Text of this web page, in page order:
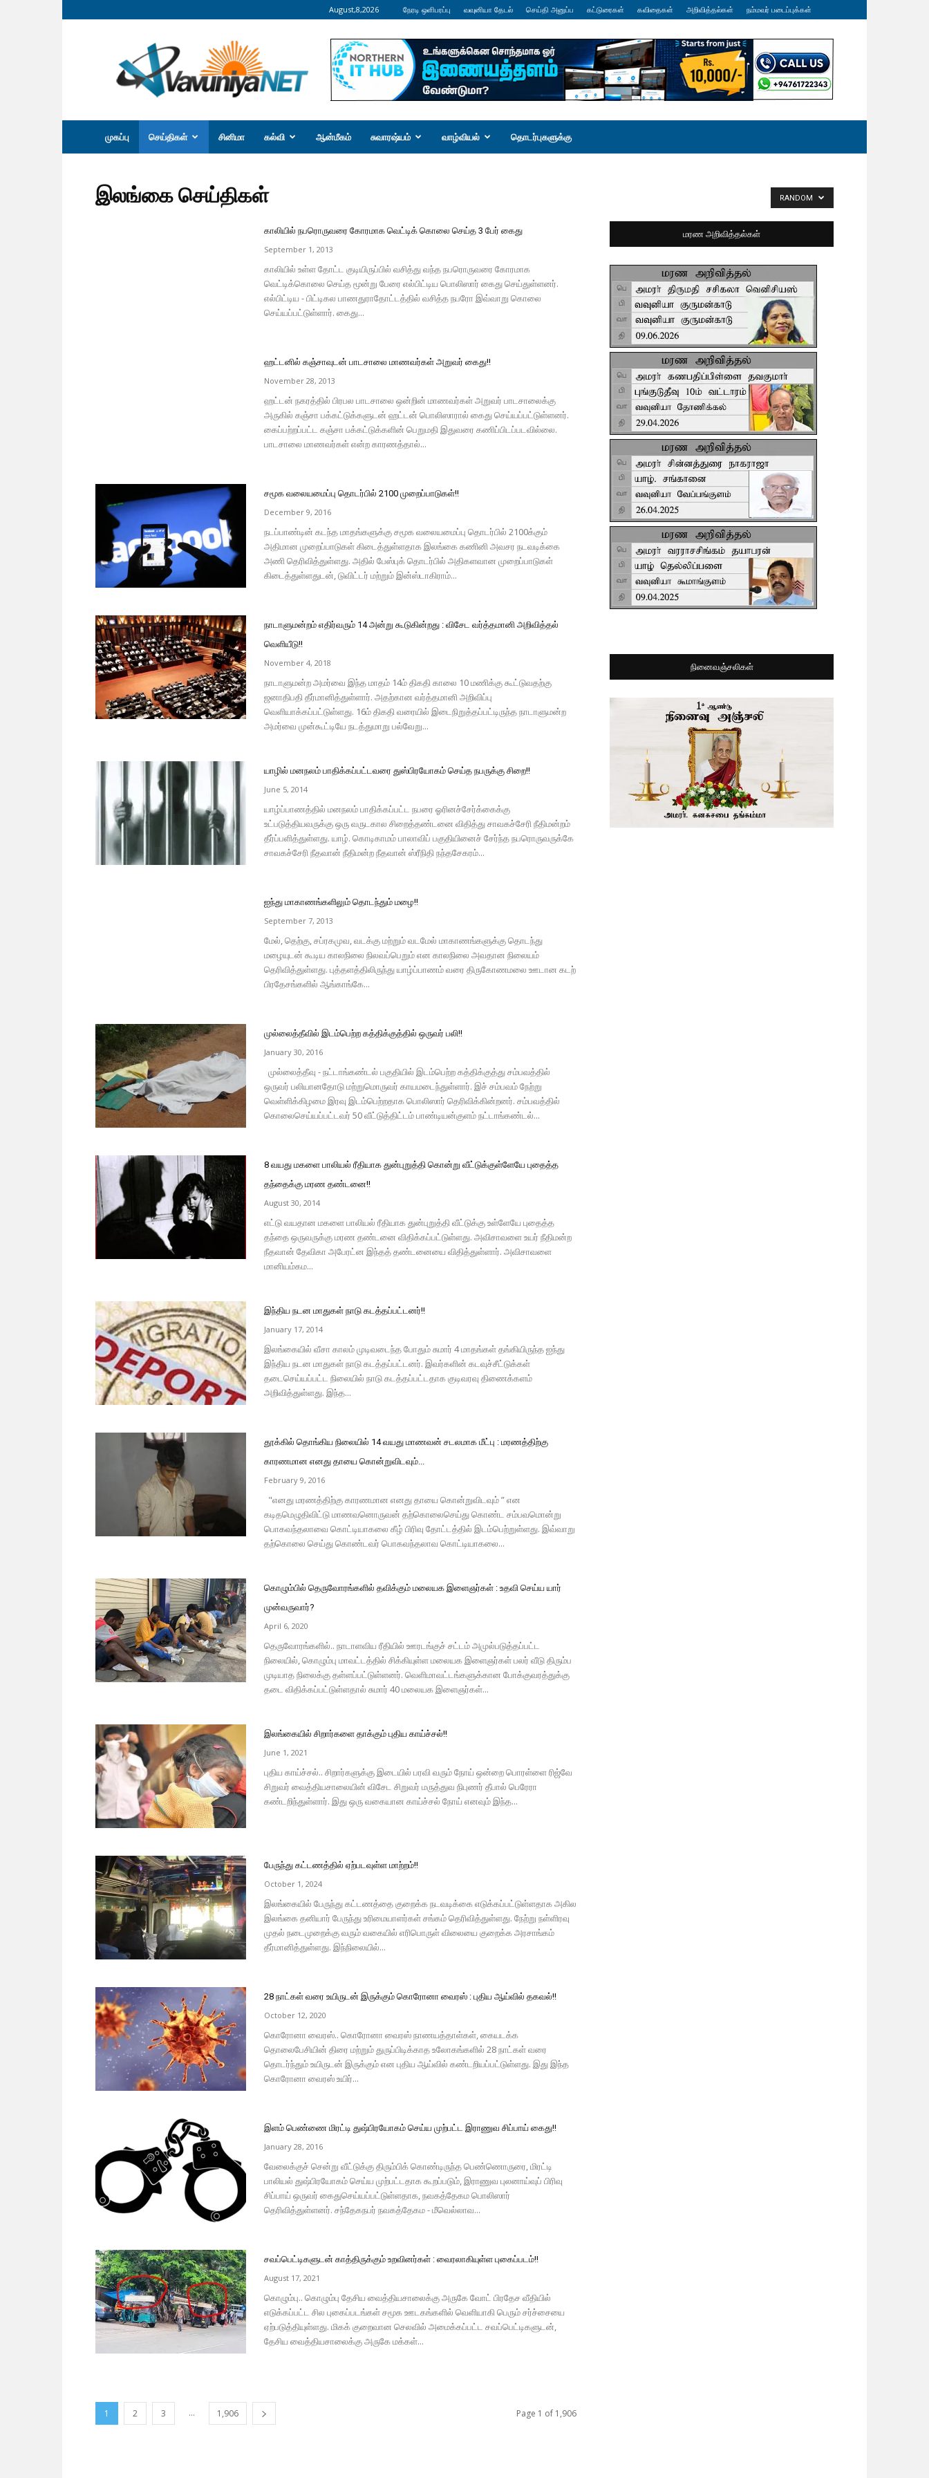
August,8,2026 நேரடி ஒளிபரப்பு வவுனியா தேடல் செய்தி அனுப்ப கட்டுரைகள் கவிதைகள் அறிவித்தல்கள் நம்மவர் படைப்புக்கள்
வவுனியா
நெற்
முகப்பு செய்திகள் சினிமா கல்வி ஆன்மீகம் சுவாரஷ்யம் வாழ்வியல் தொடர்புகளுக்கு
இலங்கை செய்திகள் RANDOM
காலியில் நபரொருவரை கோரமாக வெட்டிக் கொலை செய்த 3 பேர் கைது
September 1, 2013
காலியில் உள்ள தோட்ட குடியிருப்பில் வசித்து வந்த நபரொருவரை கோரமாக
வெட்டிக்கொலை செய்த மூன்று பேரை எல்பிட்டிய பொலிஸார் கைது செய்துள்ளனர்.
எல்பிட்டிய - பிட்டிகல பாணதுராதோட்டத்தில் வசித்த நபரோ இவ்வாறு கொலை
செய்யப்பட்டுள்ளார். கைது...
ஹட்டனில் கஞ்சாவுடன் பாடசாலை மாணவர்கள் அறுவர் கைது!!
November 28, 2013
ஹட்டன் நகரத்தில் பிரபல பாடசாலை ஒன்றின் மாணவர்கள் அறுவர் பாடசாலைக்கு
அருகில் கஞ்சா பக்கட்டுக்களுடன் ஹட்டன் பொலிஸாரால் கைது செய்யப்பட்டுள்ளனர்.
கைப்பற்றப்பட்ட கஞ்சா பக்கட்டுக்களின் பெறுமதி இதுவரை கணிப்பிடப்படவில்லை.
பாடசாலை மாணவர்கள் என்ற காரணத்தால்...
சமூக வலையமைப்பு தொடர்பில் 2100 முறைப்பாடுகள்!!
December 9, 2016
நடப்பாண்டின் கடந்த மாதங்களுக்கு சமூக வலையமைப்பு தொடர்பில் 2100க்கும்
அதிமான முறைப்பாடுகள் கிடைத்துள்ளதாக இலங்கை கணினி அவசர நடவடிக்கை
அணி தெரிவித்துள்ளது. அதில் பேஸ்புக் தொடர்பில் அதிகளவான முறைப்பாடுகள்
கிடைத்துள்ளதுடன், டுவிட்டர் மற்றும் இன்ஸ்டாகிராம்...
நாடாளுமன்றம் எதிர்வரும் 14 அன்று கூடுகின்றது : விசேட வர்த்தமானி அறிவித்தல்
வெளியீடு!!
November 4, 2018
நாடாளுமன்ற அமர்வை இந்த மாதம் 14ம் திகதி காலை 10 மணிக்கு கூட்டுவதற்கு
ஜனாதிபதி தீர்மானித்துள்ளார். அதற்கான வர்த்தமானி அறிவிப்பு
வெளியாக்கப்பட்டுள்ளது. 16ம் திகதி வரையில் இடைநிறுத்தப்பட்டிருந்த நாடாளுமன்ற
அமர்வை முன்கூட்டியே நடத்துமாறு பல்வேறு...
யாழில் மனநலம் பாதிக்கப்பட்டவரை துஸ்பிரயோகம் செய்த நபருக்கு சிறை!!
June 5, 2014
யாழ்ப்பாணத்தில் மனநலம் பாதிக்கப்பட்ட நபரை ஓரினச்சேர்க்கைக்கு
உட்படுத்தியவருக்கு ஒரு வருடகால சிறைத்தண்டனை விதித்து சாவகச்சேரி நீதிமன்றம்
தீர்ப்பளித்துள்ளது. யாழ். கொடிகாமம் பாலாவிப் பகுதியினைச் சேர்ந்த நபரொருவருக்கே
சாவகச்சேரி நீதவான் நீதிமன்ற நீதவான் ஸ்ரீநிதி நந்தசேகரம்...
ஐந்து மாகாணங்களிலும் தொடந்தும் மழை!!
September 7, 2013
மேல், தெற்கு, சப்ரகமுவ, வடக்கு மற்றும் வடமேல் மாகாணங்களுக்கு தொடந்து
மழையுடன் கூடிய காலநிலை நிலவப்பெறும் என காலநிலை அவதான நிலையம்
தெரிவித்துள்ளது. புத்தளத்திலிருந்து யாழ்ப்பாணம் வரை திருகோணமலை ஊடான கடற்
பிரதேசங்களில் ஆங்காங்கே...
முல்லைத்தீவில் இடம்பெற்ற கத்திக்குத்தில் ஒருவர் பலி!!
January 30, 2016
முல்லைத்தீவு - நட்டாங்கண்டல் பகுதியில் இடம்பெற்ற கத்திக்குத்து சம்பவத்தில்
ஒருவர் பலியானதோடு மற்றுமொருவர் காயமடைந்துள்ளார். இச் சம்பவம் நேற்று
வெள்ளிக்கிழமை இரவு இடம்பெற்றதாக பொலிஸார் தெரிவிக்கின்றனர். சம்பவத்தில்
கொலைசெய்யப்பட்டவர் 50 வீட்டுத்திட்டம் பாண்டியன்குளம் நட்டாங்கண்டல்...
8 வயது மகளை பாலியல் ரீதியாக துன்புறுத்தி கொன்று வீட்டுக்குள்ளேயே புதைத்த
தந்தைக்கு மரண தண்டனை!!
August 30, 2014
எட்டு வயதான மகளை பாலியல் ரீதியாக துன்புறுத்தி வீட்டுக்கு உள்ளேயே புதைத்த
தந்தை ஒருவருக்கு மரண தண்டனை விதிக்கப்பட்டுள்ளது. அவிசாவளை உயர் நீதிமன்ற
நீதவான் தேவிகா அபேரட்ன இந்தத் தண்டனையை விதித்துள்ளார். அவிசாவளை
மானியம்கம...
இந்திய நடன மாதுகள் நாடு கடத்தப்பட்டனர்!!
January 17, 2014
இலங்கையில் வீசா காலம் முடிவடைந்த போதும் சுமார் 4 மாதங்கள் தங்கியிருந்த ஐந்து
இந்திய நடன மாதுகள் நாடு கடத்தப்பட்டனர். இவர்களின் கடவுச்சீட்டுக்கள்
தடைசெய்யப்பட்ட நிலையில் நாடு கடத்தப்பட்டதாக குடிவரவு திணைக்களம்
அறிவித்துள்ளது. இந்த...
தூக்கில் தொங்கிய நிலையில் 14 வயது மாணவன் சடலமாக மீட்பு : மரணத்திற்கு
காரணமான எனது தாயை கொன்றுவிடவும்...
February 9, 2016
"எனது மரணத்திற்கு காரணமான எனது தாயை கொன்றுவிடவும் ” என
கடிதமெழுதிவிட்டு மாணவனொருவன் தற்கொலைசெய்து கொண்ட சம்பவமொன்று
பொகவந்தலாவை கொட்டியாகலை கீழ் பிரிவு தோட்டத்தில் இடம்பெற்றுள்ளது. இவ்வாறு
தற்கொலை செய்து கொண்டவர் பொகவந்தலாவ கொட்டியாகலை...
கொழும்பில் தெருவோரங்களில் தவிக்கும் மலையக இளைஞர்கள் : உதவி செய்ய யார்
முன்வருவார்?
April 6, 2020
தெருவோரங்களில்.. நாடாளவிய ரீதியில் ஊரடங்குச் சட்டம் அமுல்படுத்தப்பட்ட
நிலையில், கொழும்பு மாவட்டத்தில் சிக்கியுள்ள மலையக இளைஞர்கள் பலர் வீடு திரும்ப
முடியாத நிலைக்கு தள்ளப்பட்டுள்ளனர். வெளிமாவட்டங்களுக்கான போக்குவரத்துக்கு
தடை விதிக்கப்பட்டுள்ளதால் சுமார் 40 மலையக இளைஞர்கள்...
இலங்கையில் சிறார்களை தாக்கும் புதிய காய்ச்சல்!!
June 1, 2021
புதிய காய்ச்சல்.. சிறார்களுக்கு இடையில் பரவி வரும் நோய் ஒன்றை பொரள்ளை ரிஜ்வே
சிறுவர் வைத்தியசாலையின் விசேட சிறுவர் மருத்துவ நிபுணர் தீபால் பெரேரா
கண்டறிந்துள்ளார். இது ஒரு வகையான காய்ச்சல் நோய் எனவும் இந்த...
பேருந்து கட்டணத்தில் ஏற்படவுள்ள மாற்றம்!!
October 1, 2024
இலங்கையில் பேருந்து கட்டணத்தை குறைக்க நடவடிக்கை எடுக்கப்பட்டுள்ளதாக அகில
இலங்கை தனியார் பேருந்து உரிமையாளர்கள் சங்கம் தெரிவித்துள்ளது. நேற்று நள்ளிரவு
முதல் நடைமுறைக்கு வரும் வகையில் எரிபொருள் விலையை குறைக்க அரசாங்கம்
தீர்மானித்துள்ளது. இந்நிலையில்...
28 நாட்கள் வரை உயிருடன் இருக்கும் கொரோனா வைரஸ் : புதிய ஆய்வில் தகவல்!!
October 12, 2020
கொரோனா வைரஸ்.. கொரோனா வைரஸ் நாணயத்தாள்கள், கையடக்க
தொலைபேசியின் திரை மற்றும் துருப்பிடிக்காத உலோகங்களில் 28 நாட்கள் வரை
தொடர்ந்தும் உயிருடன் இருக்கும் என புதிய ஆய்வில் கண்டறியப்பட்டுள்ளது. இது இந்த
கொரோனா வைரஸ் உயிர்...
இளம் பெண்ணை மிரட்டி துஷ்பிரயோகம் செய்ய முற்பட்ட இராணுவ சிப்பாய் கைது!!
January 28, 2016
வேலைக்குச் சென்று வீட்டுக்கு திரும்பிக் கொண்டிருந்த பெண்ணொருரை, மிரட்டி
பாலியல் துஷ்பிரயோகம் செய்ய முற்பட்டதாக கூறப்படும், இராணுவ புலனாய்வுப் பிரிவு
சிப்பாய் ஒருவர் கைதுசெய்யப்பட்டுள்ளதாக, நவகத்தேகம பொலிஸார்
தெரிவித்துள்ளனர். சந்தேகநபர் நவகத்தேகம - மீவெல்லாவ...
சவப்பெட்டிகளுடன் காத்திருக்கும் உறவினர்கள் : வைரலாகியுள்ள புகைப்படம்!!
August 17, 2021
கொழும்பு.. கொழும்பு தேசிய வைத்தியசாலைக்கு அருகே வோட் பிரதேச வீதியில்
எடுக்கப்பட்ட சில புகைப்படங்கள் சமூக ஊடகங்களில் வெளியாகி பெரும் சர்ச்சையை
ஏற்படுத்தியுள்ளது. மிகக் குறைவான செலவில் அமைக்கப்பட்ட சவப்பெட்டிகளுடன்,
தேசிய வைத்தியசாலைக்கு அருகே மக்கள்...
1 2 3 ... 1,906 Page 1 of 1,906
மரண அறிவித்தல்கள்
நினைவஞ்சலிகள்